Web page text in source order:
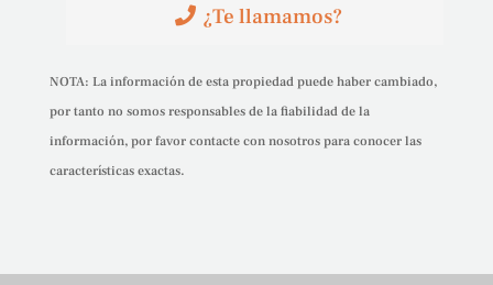
¿Te llamamos?
NOTA: La información de esta propiedad puede haber cambiado,
por tanto no somos responsables de la fiabilidad de la
información, por favor contacte con nosotros para conocer las
características exactas.